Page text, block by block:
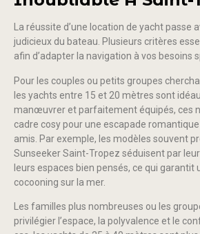
La réussite d’une location de yacht passe
judicieux du bateau. Plusieurs critères
afin d’adapter la navigation à vos besoins
Pour les couples ou petits groupes
les yachts entre 15 et 20 mètres sont
manœuvrer et parfaitement équipés, ces
cadre cosy pour une escapade
amis. Par exemple, les modèles souvent
Sunseeker Saint-Tropez séduisent par
leurs espaces bien pensés, ce qui garantit
cocooning sur la mer.
Les familles plus nombreuses ou les
privilégier l’espace, la polyvalence et le